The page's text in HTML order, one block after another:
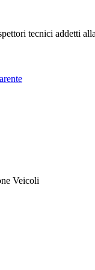
tecnici addetti
Veicoli